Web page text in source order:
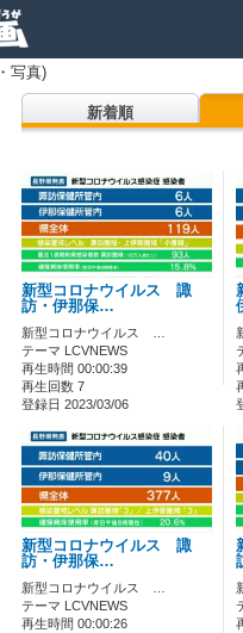
写真)
新着順
新型コロナウイルス 諏
訪・伊那保…
新型コロナウイルス …
テーマ LCVNEWS
再生時間 00:00:39
再生回数 7
登録日 2023/03/06
新型コロナウイルス 諏
訪・伊那保…
新型コロナウイルス …
テーマ LCVNEWS
再生時間 00:00:26